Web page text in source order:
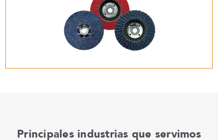
Principales industrias que servimos